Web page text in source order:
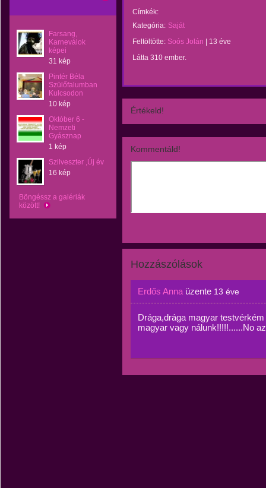
Farsang,
Karneválok
képei
31 kép
Pintér Béla
Szülőfalumban
Kulcsodon
10 kép
Október 6 -
Nemzeti
Gyásznap
1 kép
Szilveszter ,Új év
16 kép
Böngéssz a galériák
között!
Címkék:
Kategória: Saját
Feltöltötte: Soós Jolán
13 éve
Látta 310 ember.
Értékeld!
Kommentáld!
Hozzászólások
Erdős Anna üzente 13 éve
Drága,drága magyar
magyar vagy nálunk!!!!!......No